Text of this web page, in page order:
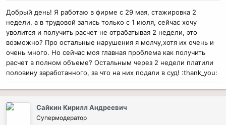
Добрый день! Я работаю в фирме с 29 мая, стажировка 2
недели, а в трудовой запись только с 1 июля, сейчас хочу
уволится и получить расчет не отрабатывая 2 недели, это
возможно? Про остальные нарушения я молчу,хотя их очень и
очень много. Но сейчас моя главная проблема как получить
расчет в полном объеме? Остальным через 2 недели платили
половину заработанного, за что на них подали в суд! :thank_you:
Сайкин Кирилл Андреевич
Супермодератор